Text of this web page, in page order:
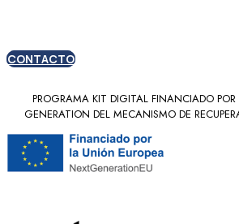
CONTACTO
PROGRAMA KIT DIGITAL FINANCIADO
GENERATION DEL MECANISMO DE